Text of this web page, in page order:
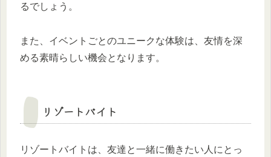
るでしょう。
また、イベントごとのユニークな体験は、友情を深
める素晴らしい機会となります。
リゾートバイト
リゾートバイトは、友達と一緒に働きたい人にとっ